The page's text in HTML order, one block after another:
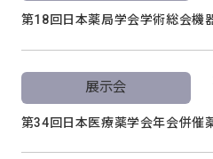
第18回日本薬局学会学術総会機
展示会
第34回日本医療薬学会年会併催